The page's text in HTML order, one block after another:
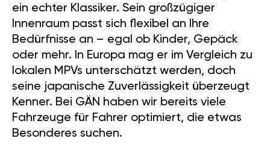
ein echter Klassiker. Sein großzügiger
Innenraum passt sich flexibel an Ihre
Bedürfnisse an – egal ob Kinder, Gepäck
oder mehr. In Europa mag er im Vergleich zu
lokalen MPVs unterschätzt werden, doch
seine japanische Zuverlässigkeit überzeugt
Kenner. Bei GÄN haben wir bereits viele
Fahrzeuge für Fahrer optimiert, die etwas
Besonderes suchen.